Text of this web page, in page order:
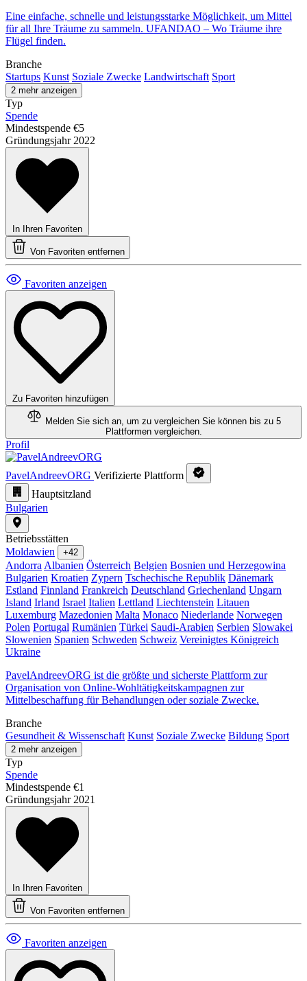
Eine einfache, schnelle und leistungsstarke Möglichkeit, um Mittel
für all Ihre Träume zu sammeln. UFANDAO – Wo Träume ihre
Flügel finden.
Branche
Startups Kunst Soziale Zwecke Landwirtschaft Sport
2 mehr anzeigen
Typ
Spende
Mindestspende €5
Gründungsjahr 2022
In Ihren Favoriten
Von Favoriten entfernen
Favoriten anzeigen
Zu Favoriten hinzufügen
Melden Sie sich an, um zu vergleichen Sie können bis zu 5
Plattformen vergleichen.
Profil
PavelAndreevORG Verifizierte Plattform
Hauptsitzland
Bulgarien
Betriebsstätten
Moldawien
+42
Andorra Albanien Österreich Belgien Bosnien und Herzegowina
Bulgarien Kroatien Zypern Tschechische Republik Dänemark
Estland Finnland Frankreich Deutschland Griechenland Ungarn
Island Irland Israel Italien Lettland Liechtenstein Litauen
Luxemburg Mazedonien Malta Monaco Niederlande Norwegen
Polen Portugal Rumänien Türkei Saudi-Arabien Serbien Slowakei
Slowenien Spanien Schweden Schweiz Vereinigtes Königreich
Ukraine
PavelAndreevORG ist die größte und sicherste Plattform zur
Organisation von Online-Wohltätigkeitskampagnen zur
Mittelbeschaffung für Behandlungen oder soziale Zwecke.
Branche
Gesundheit & Wissenschaft Kunst Soziale Zwecke Bildung Sport
2 mehr anzeigen
Typ
Spende
Mindestspende €1
Gründungsjahr 2021
In Ihren Favoriten
Von Favoriten entfernen
Favoriten anzeigen